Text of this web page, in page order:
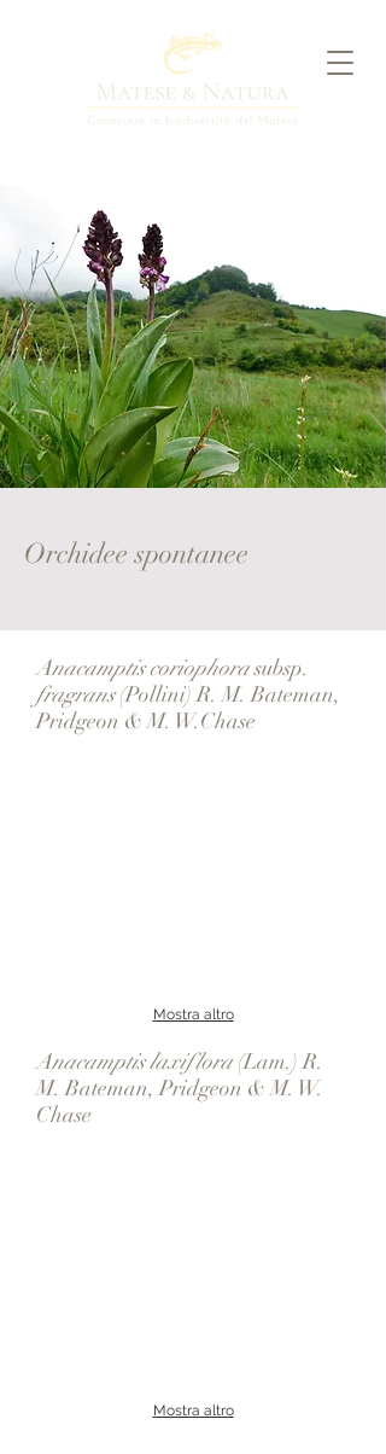
Orchidee spontanee
Anacamptis coriophorasubsp.
fragrans(Pollini) R. M. Bateman,
Pridgeon & M. W.Chase
Mostra altro
Anacamptis laxiflora (Lam.) R.
M. Bateman, Pridgeon & M. W.
Chase
Mostra altro